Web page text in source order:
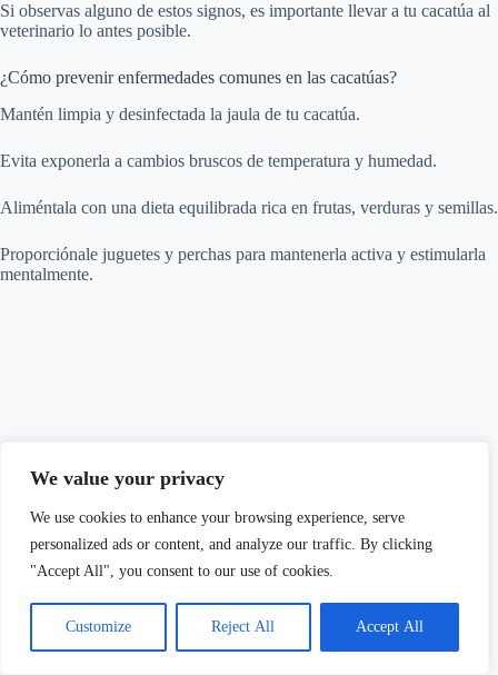
We value your privacy
We use cookies to enhance your browsing experience, serve
personalized ads or content, and analyze our traffic. By clicking
"Accept All", you consent to our use of cookies.
Customize Reject All Accept All
Si observas alguno de estos signos, es importante llevar a tu cacatúa al
veterinario lo antes posible.
¿Cómo prevenir enfermedades comunes en las cacatúas?
Mantén limpia y desinfectada la jaula de tu cacatúa.
Evita exponerla a cambios bruscos de temperatura y humedad.
Aliméntala con una dieta equilibrada rica en frutas, verduras y semillas.
Proporciónale juguetes y perchas para mantenerla activa y estimularla
mentalmente.